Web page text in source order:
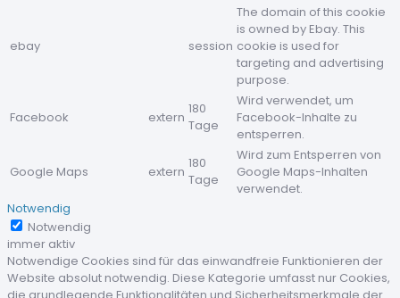
ebay session
The domain of this cookie
is owned by Ebay. This
cookie is used for
targeting and advertising
purpose.
Facebook extern
180
Tage
Wird verwendet, um
Facebook-Inhalte zu
entsperren.
Google Maps extern
180
Tage
Wird zum Entsperren von
Google Maps-Inhalten
verwendet.
Notwendig
Notwendig
immer aktiv
Notwendige Cookies sind für das einwandfreie Funktionieren der
Website absolut notwendig. Diese Kategorie umfasst nur Cookies,